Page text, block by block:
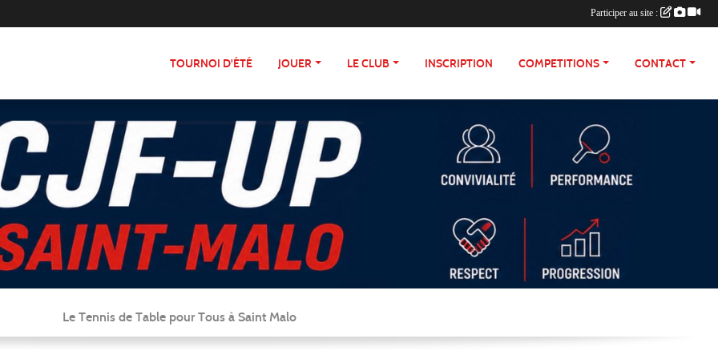
TOURNOI D'ÉTÉ JOUER LE CLUB INSCRIPTION COMPETITIONS CONTACT
Le Tennis de Table pour Tous à Saint Malo
Participer au site :